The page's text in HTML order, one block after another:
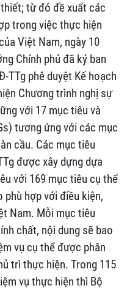
từ đó đề xuất các
trong việc thực hiện
Việt Nam, ngày 10
Chính phủ đã ký ban
TTg phê duyệt Kế hoạch
Chương trình nghị sự
với 17 mục tiêu và
tương ứng với các mục
cầu. Các mục tiêu
được xây dựng dựa
với 169 mục tiêu cụ thể
phù hợp với điều kiện,
Nam. Mỗi mục tiêu
chất, nội dung sẽ bao
vụ cụ thể được phân
trì thực hiện. Trong 115
vụ thực hiện thì Bộ